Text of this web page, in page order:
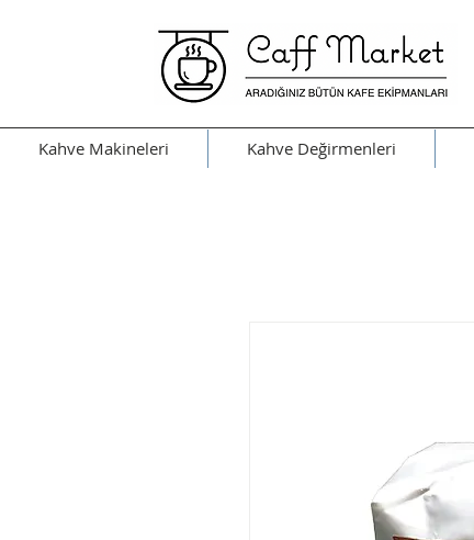
Kahve Makineleri Kahve Değirmenleri